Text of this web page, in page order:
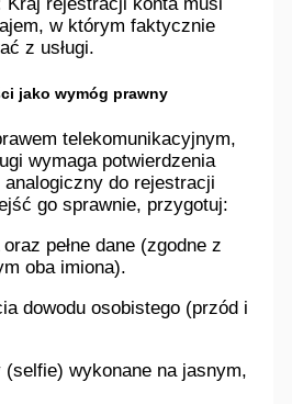
w którym faktycznie
z usługi.
jako wymóg prawny
telekomunikacyjnym,
wymaga potwierdzenia
do rejestracji
go sprawnie, przygotuj:
pełne dane (zgodne z
oba imiona).
dowodu osobistego (przód i
wykonane na jasnym,